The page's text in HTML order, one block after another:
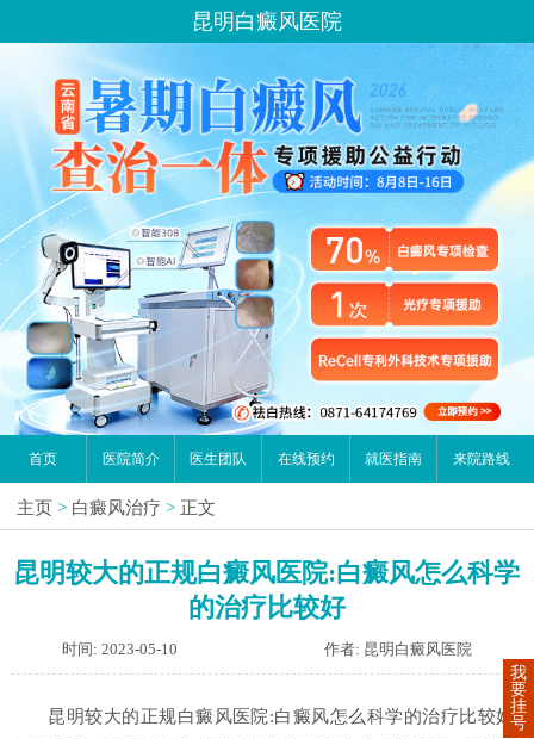
昆明白癜风医院
首页 医院简介 医生团队 在线预约 就医指南 来院路线
主页 > 白癜风治疗 > 正文
昆明较大的正规白癜风医院:白癜风怎么科学
的治疗比较好
时间: 2023-05-10 作者: 昆明白癜风医院
昆明较大的正规白癜风医院:白癜风怎么科学的治疗比较好?
我
要
挂
号